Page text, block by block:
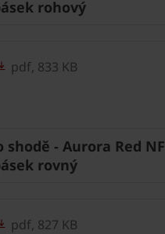
rohový
pdf, 833 KB
shodě - Aurora Red NF
rovný
pdf, 827 KB